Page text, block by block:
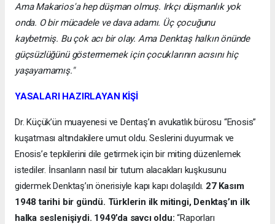
Ama Makarios'a hep düşman olmuş. Irkçı düşmanlık yok
onda. O bir mücadele ve dava adamı. Üç çocuğunu
kaybetmiş. Bu çok acı bir olay. Ama Denktaş halkın önünde
güçsüzlüğünü göstermemek için çocuklarının acısını hiç
yaşayamamış."
YASALARI HAZIRLAYAN KİŞİ
Dr. Küçük’ün muayenesi ve Dentaş’ın avukatlık bürosu “Enosis”
kuşatması altındakilere umut oldu. Seslerini duyurmak ve
Enosis’e tepkilerini dile getirmek için bir miting düzenlemek
istediler. İnsanların nasıl bir tutum alacakları kuşkusunu
gidermek Denktaş’ın önerisiyle kapı kapı dolaşıldı. 27 Kasım
1948 tarihi bir gündü. Türklerin ilk mitingi, Denktaş’ın ilk
halka seslenişiydi. 1949’da savcı oldu:“Raporları